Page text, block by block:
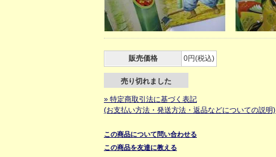
販売価格 0円(税込)
売り切れました
» 特定商取引法に基づく表記
(お支払い方法・発送方法・返品などについての説明)
この商品について問い合わせる
この商品を友達に教える